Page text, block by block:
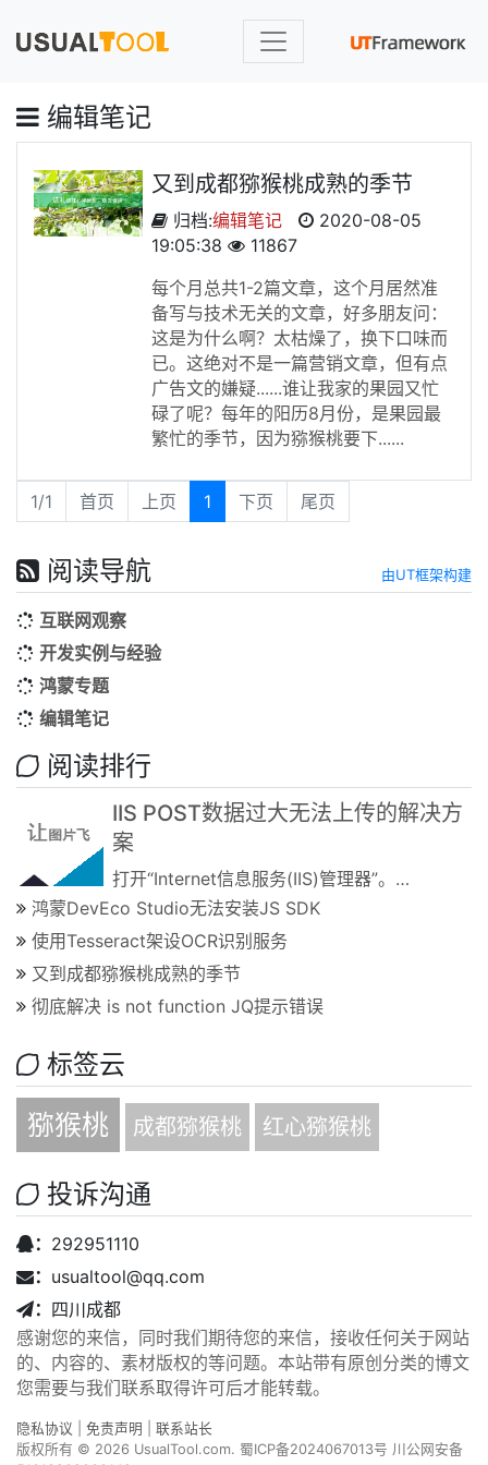
编辑笔记
又到成都猕猴桃成熟的季节
归档:编辑笔记
2020-08-05
19:05:38
11867
每个月总共1-2篇文章，这个月居然准
备写与技术无关的文章，好多朋友问：
这是为什么啊？太枯燥了，换下口味而
已。这绝对不是一篇营销文章，但有点
广告文的嫌疑......谁让我家的果园又忙
碌了呢？每年的阳历8月份，是果园最
繁忙的季节，因为猕猴桃要下......
1/1 首页 上页 1 下页 尾页
阅读导航 由UT框架构建
互联网观察
开发实例与经验
鸿蒙专题
编辑笔记
阅读排行
IIS POST数据过大无法上传的解决方
案
打开“Internet信息服务(IIS)管理器”。点击“起始页”下面的服务器名称。右侧窗口拉到最下面......
鸿蒙DevEco Studio无法安装JS SDK
使用Tesseract架设OCR识别服务
又到成都猕猴桃成熟的季节
彻底解决 is not function JQ提示错误
标签云
猕猴桃 成都猕猴桃 红心猕猴桃
投诉沟通
： 292951110
： usualtool@qq.com
： 四川成都
感谢您的来信，同时我们期待您的来信，接收任何关于网站
的、内容的、素材版权的等问题。本站带有原创分类的博文
您需要与我们联系取得许可后才能转载。
隐私协议 免责声明
联系站长
版权所有 © 2026 UsualTool.com. 蜀ICP备2024067013号 川公网安备